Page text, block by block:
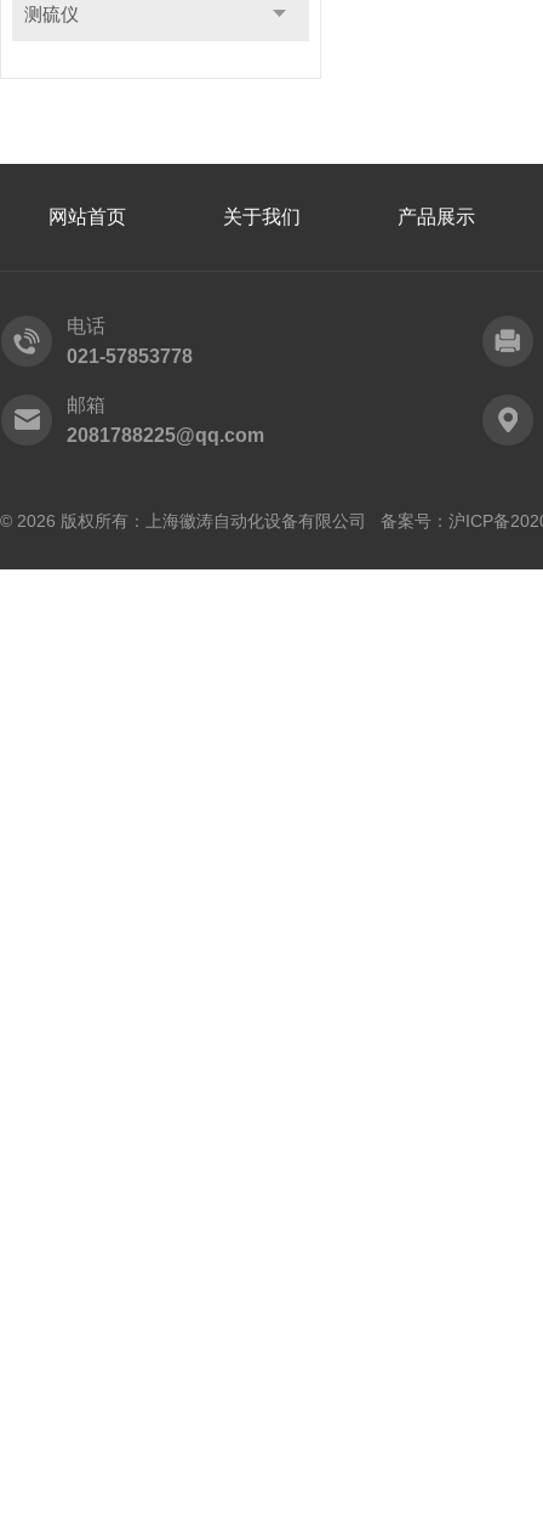
测硫仪
网站首页 关于我们 产品展示
电话
021-57853778
邮箱
2081788225@qq.com
© 2026 版权所有：上海徽涛自动化设备有限公司 备案号： 沪ICP备